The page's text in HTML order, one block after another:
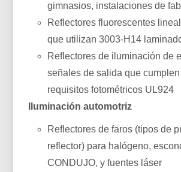
gimnasios, instalaciones de
Reflectores fluorescentes
que utilizan 3003-H14
Reflectores de iluminación de
señales de salida que
requisitos fotométricos UL924
Iluminación automotriz
Reflectores de faros (tipos de
reflector) para halógeno,
CONDUJO, y fuentes láser